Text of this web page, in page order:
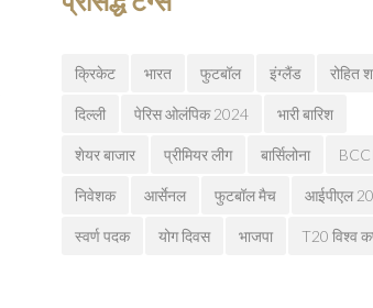
क्रिकेट भारत फुटबॉल इंग्लैंड रोहित
दिल्ली पेरिस ओलंपिक 2024 भारी बारिश
शेयर बाजार प्रीमियर लीग बार्सिलोना BCCI
निवेशक आर्सेनल फुटबॉल मैच आईपीएल
स्वर्ण पदक योग दिवस भाजपा T20 विश्व